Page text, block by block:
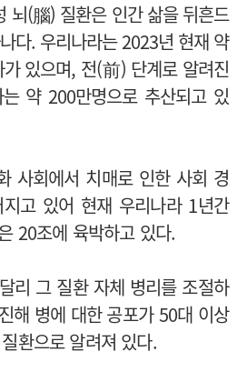
뇌(腦) 질환은 인간 삶을 뒤흔드
다. 우리나라는 2023년 현재 약
있으며, 전(前) 단계로 알려진
약 200만명으로 추산되고 있
사회에서 치매로 인한 사회 경
고 있어 현재 우리나라 1년간
20조에 육박하고 있다.
리 그 질환 자체 병리를 조절하
해 병에 대한 공포가 50대 이상
환으로 알려져 있다.